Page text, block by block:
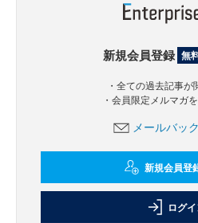
新規会員登録 無
・全ての過去記事
・会員限定メルマガ
メールバッ
新規会員登
ログ